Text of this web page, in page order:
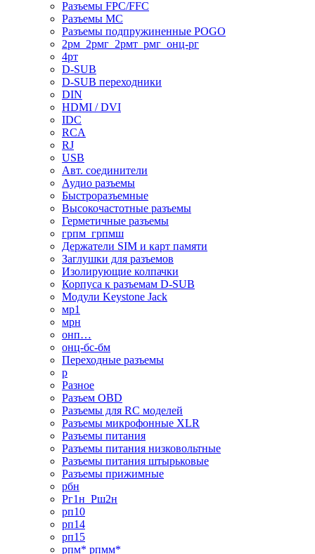
Разъемы FPC/FFC
Разъемы MC
Разъемы подпружиненные POGO
2рм_2рмг_2рмт_рмг_онц-рг
4рт
D-SUB
D-SUB переходники
DIN
HDMI / DVI
IDC
RCA
RJ
USB
Авт. соединители
Аудио разъемы
Быстроразъемные
Высокочастотные разъемы
Герметичные разъемы
грпм_грпмш
Держатели SIM и карт памяти
Заглушки для разъемов
Изолирующие колпачки
Корпуса к разъемам D-SUB
Модули Keystone Jack
мр1
мрн
онп…
онц-бс-бм
Переходные разъемы
р
Разное
Разъем OBD
Разъемы для RC моделей
Разъемы микрофонные XLR
Разъемы питания
Разъемы питания низковольтные
Разъемы питания штырьковые
Разъемы прижимные
рбн
Рг1н_Рш2н
рп10
рп14
рп15
рпм* рпмм*